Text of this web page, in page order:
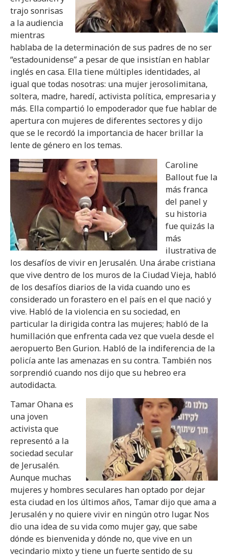
trajo sonrisas
a la audiencia
mientras
hablaba de la determinación de sus padres de no ser
“estadounidense” a pesar de que insistían en hablar
inglés en casa. Ella tiene múltiples identidades, al
igual que todas nosotras: una mujer jerosolimitana,
soltera, madre, haredí, activista política, empresaria y
más. Ella compartió lo empoderador que fue hablar de
apertura con mujeres de diferentes sectores y dijo
que se le recordó la importancia de hacer brillar la
lente de género en los temas.
Caroline
Ballout fue la
más franca
del panel y
su historia
fue quizás la
más
ilustrativa de
los desafíos de vivir en Jerusalén. Una árabe cristiana
que vive dentro de los muros de la Ciudad Vieja, habló
de los desafíos diarios de la vida cuando uno es
considerado un forastero en el país en el que nació y
vive. Habló de la violencia en su sociedad, en
particular la dirigida contra las mujeres; habló de la
humillación que enfrenta cada vez que vuela desde el
aeropuerto Ben Gurion. Habló de la indiferencia de la
policía ante las amenazas en su contra. También nos
sorprendió cuando nos dijo que su hebreo era
autodidacta.
Tamar Ohana es
una joven
activista que
representó a la
sociedad secular
de Jerusalén.
Aunque muchas
mujeres y hombres seculares han optado por dejar
esta ciudad en los últimos años, Tamar dijo que ama a
Jerusalén y no quiere vivir en ningún otro lugar. Nos
dio una idea de su vida como mujer gay, que sabe
dónde es bienvenida y dónde no, que vive en un
vecindario mixto y tiene un fuerte sentido de su